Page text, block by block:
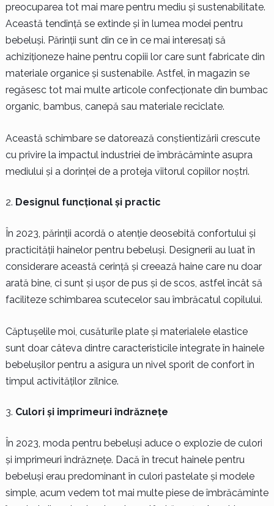
preocuparea tot mai mare pentru mediu și sustenabilitate.
Această tendință se extinde și în lumea modei pentru
bebeluși. Părinții sunt din ce în ce mai interesați să
achiziționeze haine pentru copiii lor care sunt fabricate din
materiale organice și sustenabile. Astfel, în magazin se
regăsesc tot mai multe articole confecționate din bumbac
organic, bambus, canepă sau materiale reciclate.
Această schimbare se datorează conștientizării crescute
cu privire la impactul industriei de îmbrăcăminte asupra
mediului și a dorinței de a proteja viitorul copiilor noștri.
Designul funcțional și practic
În 2023, părinții acordă o atenție deosebită confortului și
practicității hainelor pentru bebeluși. Designerii au luat în
considerare această cerință și creează haine care nu doar
arată bine, ci sunt și ușor de pus și de scos, astfel încât să
faciliteze schimbarea scutecelor sau îmbrăcatul copilului.
Căptușelile moi, cusăturile plate și materialele elastice
sunt doar câteva dintre caracteristicile integrate în hainele
bebelușilor pentru a asigura un nivel sporit de confort în
timpul activităților zilnice.
Culori și imprimeuri îndrăznețe
În 2023, moda pentru bebeluși aduce o explozie de culori
și imprimeuri îndrăznețe. Dacă în trecut hainele pentru
bebeluși erau predominant în culori pastelate și modele
simple, acum vedem tot mai multe piese de îmbrăcăminte